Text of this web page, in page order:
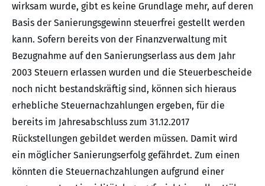
wirksam wurde, gibt es keine Grundlage mehr, auf deren
Basis der Sanierungsgewinn steuerfrei gestellt werden
kann. Sofern bereits von der Finanzverwaltung mit
Bezugnahme auf den Sanierungserlass aus dem Jahr
2003 Steuern erlassen wurden und die Steuerbescheide
noch nicht bestandskräftig sind, können sich hieraus
erhebliche Steuernachzahlungen ergeben, für die
bereits im Jahresabschluss zum 31.12.2017
Rückstellungen gebildet werden müssen. Damit wird
ein möglicher Sanierungserfolg gefährdet. Zum einen
könnten die Steuernachzahlungen aufgrund einer